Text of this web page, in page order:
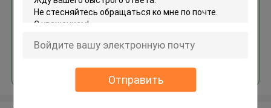
Отправить
фармацевтический
упаковывая для коробки 10